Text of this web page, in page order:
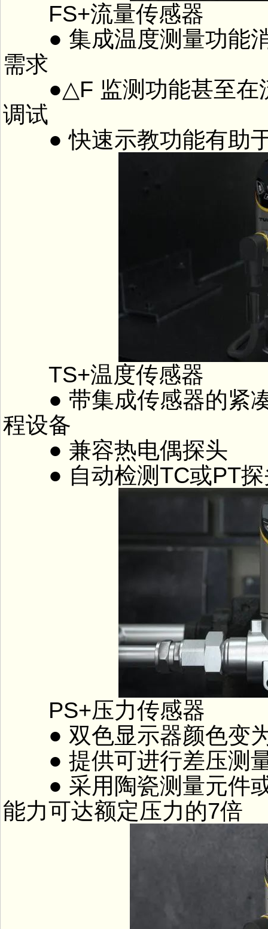
FS+流量传感器
● 集成温度测量功能消
需求
●△F 监测功能甚至在
调试
● 快速示教功能有助
TS+温度传感器
● 带集成传感器的紧凑
程设备
● 兼容热电偶探头
● 自动检测TC或PT探
PS+压力传感器
● 双色显示器颜色变为
● 提供可进行差压测
● 采用陶瓷测量元件或
能力可达额定压力的7倍